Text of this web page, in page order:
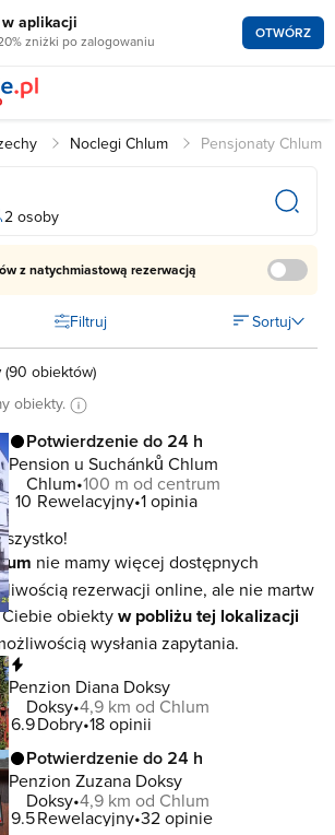
aplikacji
zniżki po zalogowaniu OTWÓRZ
Noclegi Chlum Pensjonaty Chlum
2 osoby
z natychmiastową rezerwacją
Filtruj Sortuj
(90 obiektów)
obiekty.
Potwierdzenie do 24 h
Pension u Suchánků Chlum
Chlum 100 m od centrum
10 Rewelacyjny 1 opinia
nie mamy więcej dostępnych
rezerwacji online, ale nie martw
obiektyw pobliżu tej lokalizacji
wysłania zapytania.
Penzion Diana Doksy
Doksy 4,9 km od Chlum
6.9Dobry 18 opinii
Potwierdzenie do 24 h
Penzion Zuzana Doksy
Doksy 4,9 km od Chlum
9.5Rewelacyjny 32 opinie